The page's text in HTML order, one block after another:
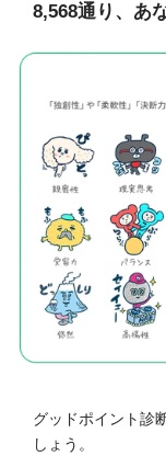
8,568通り、あ
グッドポイント診
しょう。